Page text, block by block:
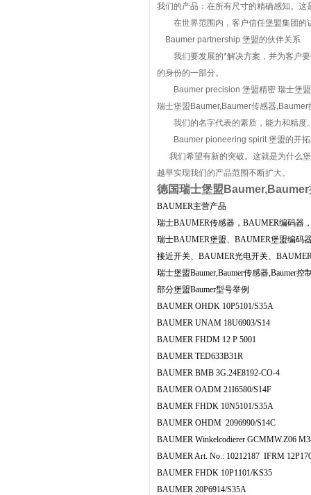
我们的产品：在所有尺寸的精确感知。
在世界范围内，客户信任堡盟集团的
Baumer partnership 堡盟的伙伴关系
我们要发展的*解决方案，并为客户要
的身份的一部分。
Baumer precision 堡盟精密 瑞士堡盟
瑞士堡盟Baumer,Baumer传感器
我们的名字代表的素质，能力和精度
Baumer pioneering spirit 堡盟的开拓
我们希望有新的突破。这就是为什么堡
越早实现我们的产品范围不断扩大。
德国瑞士堡盟
BAUMER主营产品
瑞士BAUMER传感器，BAUMER编码器
瑞士BAUMER堡盟、BAUMER堡盟编码
接近开关、BAUMER光电开关、
瑞士堡盟Baumer,Baumer传感器,Baumer控
部分堡盟Baumer型号举例
BAUMER OHDK 10P5101/S35A
BAUMER UNAM 18U6903/S14
BAUMER FHDM 12 P 5001
BAUMER TED633B31R
BAUMER BMB 3G.24E8192-CO-4
BAUMER OADM 21I6580/S14F
BAUMER FHDK 10N5101/S35A
BAUMER OHDM 2096990/S14C
BAUMER Winkelcodierer GCMMW.Z06
BAUMER Art. No.: 10212187 IFRM
BAUMER FHDK 10P1101/KS35
BAUMER 20P6914/S35A